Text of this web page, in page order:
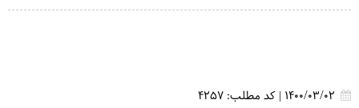
1400/03/02
| کد مطلب: 4257